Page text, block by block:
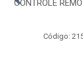
CONTROLE
Código: